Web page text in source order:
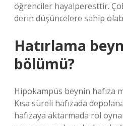
öğrenciler hayalperesttir.
derin düşüncelere sahip
Hatırlama
bölümü?
Hipokampüs beynin hafıza
Kısa süreli hafızada
hafızaya aktarmada rol